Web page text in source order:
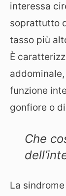
interessa
soprattutto
tasso più
È
funzione
gonfiore o
Che
La